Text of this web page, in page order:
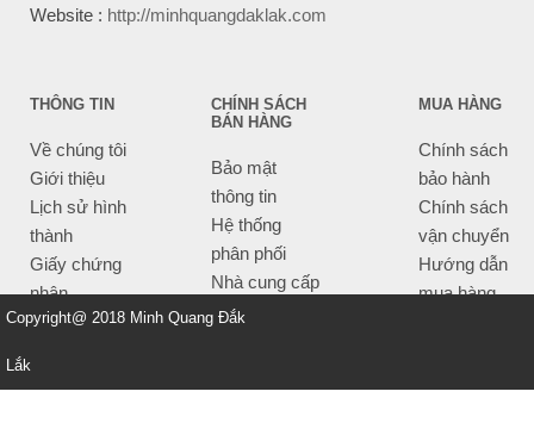
Website : http://minhquangdaklak.com
THÔNG TIN
Về chúng tôi
Giới thiệu
Lịch sử hình
thành
Giấy chứng
nhận
CHÍNH SÁCH
BÁN HÀNG
Bảo mật
thông tin
Hệ thống
phân phối
Nhà cung cấp
Tiêu chí bán
MUA HÀNG
Chính sách
bảo hành
Chính sách
vận chuyển
Hướng dẫn
mua hàng
Copyright@ 2018 Minh Quang Đắk
Lắk